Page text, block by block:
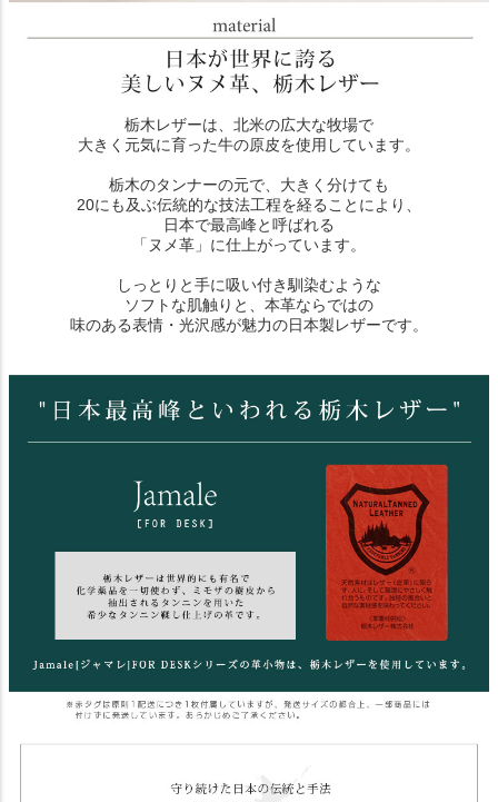
栃木レザーは、北米の広大な牧場で
大きく元気に育った牛の原皮を使用しています。
栃木のタンナーの元で、大きく分けても
20にも及ぶ伝統的な技法工程を経ることにより、
日本で最高峰と呼ばれる
「ヌメ革」に仕上がっています。
しっとりと手に吸い付き馴染むような
ソフトな肌触りと、本革ならではの
味のある表情・光沢感が魅力の日本製レザーです。